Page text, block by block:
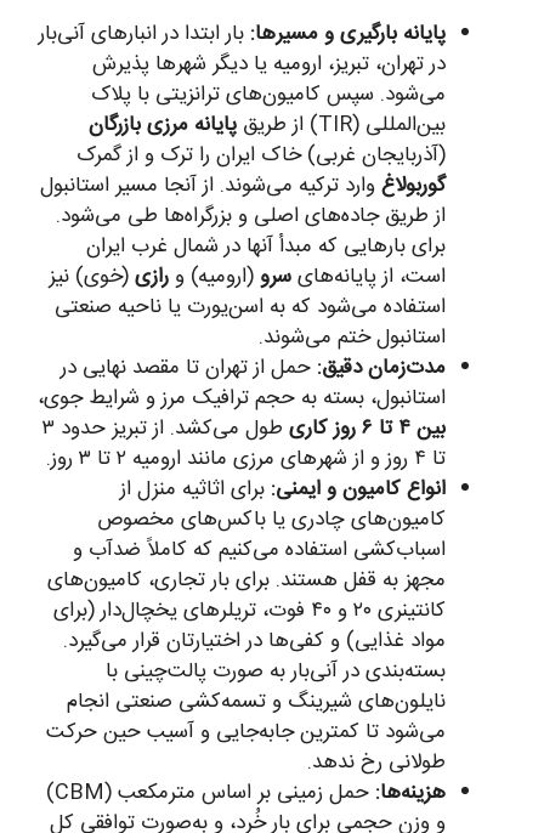
پایانه بارگیری و مسیرها: بار ابتدا در انبارهای آنی‌بار
در تهران، تبریز، ارومیه یا دیگر شهرها پذیرش
می‌شود. سپس کامیون‌های ترانزیتی با پلاک
بین‌المللی (TIR) از طریق
پایانه مرزی بازرگان
(آذربایجان غربی) خاک ایران را ترک و از گمرک
گوربولاغوارد ترکیه می‌شوند. از آنجا مسیر استانبول
از طریق جاده‌های اصلی و بزرگراه‌ها طی می‌شود.
برای بارهایی که مبدأ آنها در شمال غرب ایران
است، از پایانه‌هایسرو(ارومیه) ورازی(خوی) نیز
استفاده می‌شود که به اسن‌یورت یا ناحیه صنعتی
استانبول ختم می‌شوند.
مدت‌زمان دقیق: حمل از تهران تا مقصد نهایی در
استانبول، بسته به حجم ترافیک مرز و شرایط جوی،
بین ۴ تا ۶ روز کاری
طول می‌کشد. از تبریز حدود ۳
تا ۴ روز و از شهرهای مرزی مانند ارومیه ۲ تا ۳ روز.
انواع کامیون و ایمنی: برای اثاثیه منزل از
کامیون‌های چادری یا باکس‌های مخصوص
اسباب‌کشی استفاده می‌کنیم که کاملاً ضدآب و
مجهز به قفل هستند. برای بار تجاری، کامیون‌های
کانتینری ۲۰ و ۴۰ فوت، تریلرهای یخچال‌دار (برای
مواد غذایی) و کفی‌ها در اختیارتان قرار می‌گیرد.
بسته‌بندی در آنی‌بار به صورت پالت‌چینی با
نایلون‌های شیرینگ و تسمه‌کشی صنعتی انجام
می‌شود تا کمترین جابه‌جایی و آسیب حین حرکت
طولانی رخ ندهد.
هزینه‌ها:
حمل زمینی بر اساس مترمکعب (CBM)
و وزن حجمی برای بار خُرد، و به‌صورت توافقی کل